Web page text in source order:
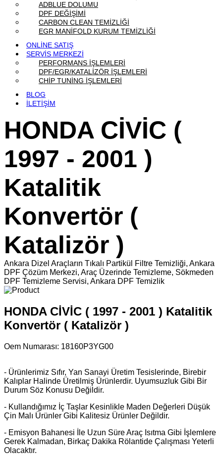
ADBLUE DOLUMU
DPF DEĞİŞİMİ
CARBON CLEAN TEMİZLİĞİ
EGR MANİFOLD KURUM TEMİZLİĞİ
ONLİNE SATIŞ
SERVİS MERKEZİ
PERFORMANS İŞLEMLERİ
DPF/EGR/KATALİZÖR İŞLEMLERİ
CHİP TUNİNG İŞLEMLERİ
BLOG
İLETİŞİM
HONDA CİVİC (
1997 - 2001 )
Katalitik
Konvertör (
Katalizör )
Ankara Dizel Araçların Tıkalı Partikül Filtre Temizliği, Ankara
DPF Çözüm Merkezi, Araç Üzerinde Temizleme, Sökmeden
DPF Temizleme Servisi, Ankara DPF Temizlik
HONDA CİVİC ( 1997 - 2001 ) Katalitik
Konvertör ( Katalizör )
Oem Numarası: 18160P3YG00
- Ürünlerimiz Sıfır, Yan Sanayi Üretim Tesislerinde, Birebir
Kalıplar Halinde Üretilmiş Ürünlerdir. Uyumsuzluk Gibi Bir
Durum Söz Konusu Değildir.
- Kullandığımız İç Taşlar Kesinlikle Maden Değerleri Düşük
Çin Malı Ürünler Gibi Kalitesiz Ürünler Değildir.
- Emisyon Bahanesi İle Uzun Süre Araç Isıtma Gibi İşlemlere
Gerek Kalmadan, Birkaç Dakika Rölantide Çalışması Yeterli
Olacaktır.